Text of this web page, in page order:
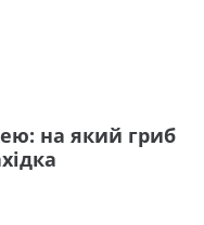
на який гриб